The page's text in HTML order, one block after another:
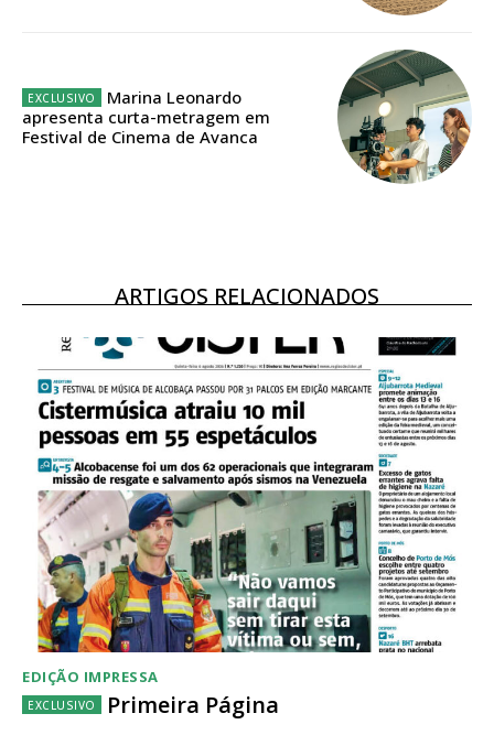
12 meses
Marina Leonardo
apresenta curta-metragem em
Festival de Cinema de Avanca
ARTIGOS RELACIONADOS
EDIÇÃO IMPRESSA
Primeira Página